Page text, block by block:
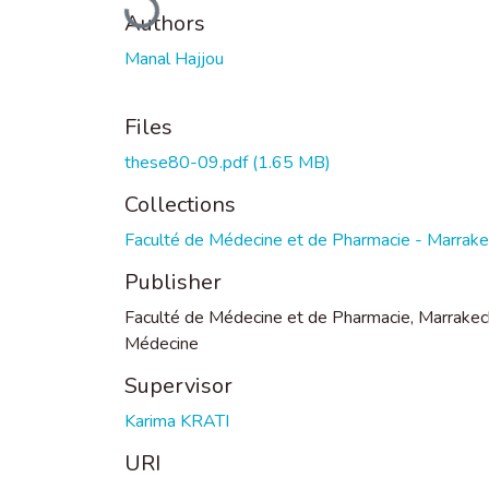
Authors
Manal Hajjou
Files
these80-09.pdf(1.65 MB)
Collections
Faculté de Médecine et de Pharmacie -
Publisher
Faculté de Médecine et de Pharmacie,
Médecine
Supervisor
Karima KRATI
URI